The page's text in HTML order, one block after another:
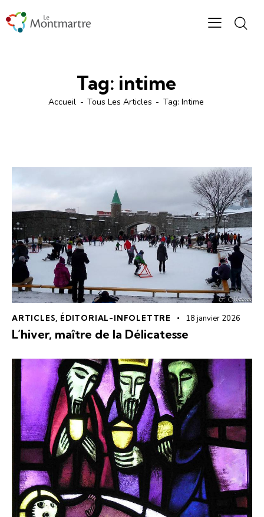
Tag: intime
Accueil Tous Les Articles Tag: Intime
ARTICLES ÉDITORIAL-INFOLETTRE 18 janvier 2026
L’hiver, maître de la Délicatesse